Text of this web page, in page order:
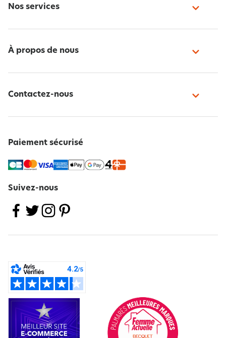
Nos services
À propos de nous
Contactez-nous
Paiement sécurisé
Suivez-nous